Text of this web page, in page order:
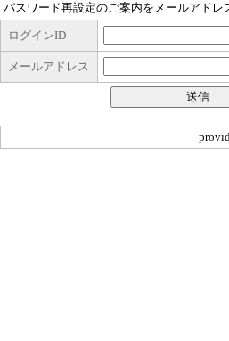
パスワード再設定のご案内をメールアドレ
ログインID
メールアドレス